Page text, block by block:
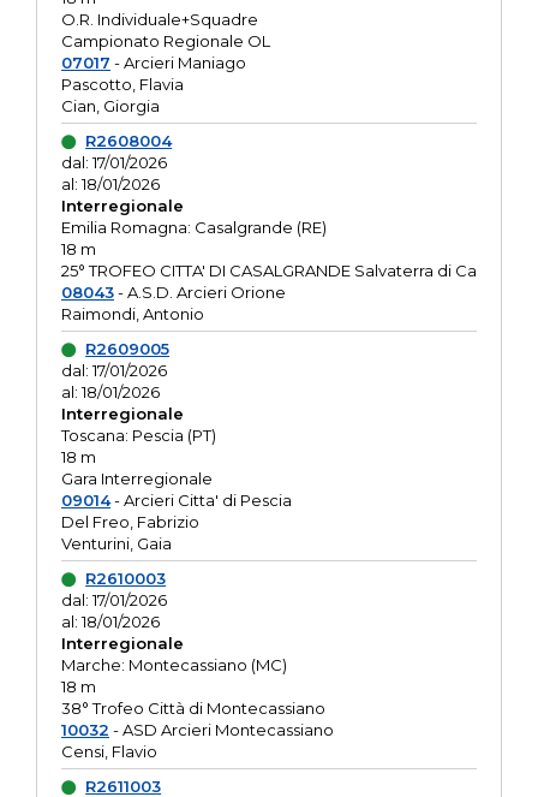
O.R. Individuale+Squadre
Campionato Regionale OL
07017 - Arcieri Maniago
Pascotto, Flavia
Cian, Giorgia
R2608004
dal: 17/01/2026
al: 18/01/2026
Interregionale
Emilia Romagna: Casalgrande (RE)
18 m
25° TROFEO CITTA' DI CASALGRANDE Salvaterra di Ca
08043- A.S.D. Arcieri Orione
Raimondi, Antonio
R2609005
dal: 17/01/2026
al: 18/01/2026
Interregionale
Toscana: Pescia (PT)
18 m
Gara Interregionale
09014- Arcieri Citta' di Pescia
Del Freo, Fabrizio
Venturini, Gaia
R2610003
dal: 17/01/2026
al: 18/01/2026
Interregionale
Marche: Montecassiano (MC)
18 m
38° Trofeo Città di Montecassiano
10032 - ASD Arcieri Montecassiano
Censi, Flavio
R2611003